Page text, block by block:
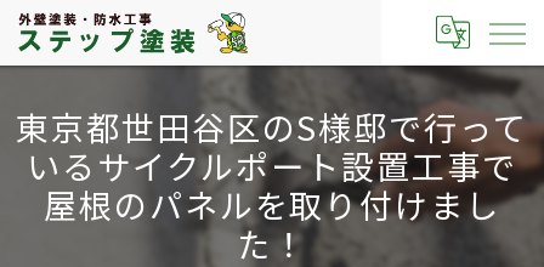
東京都世田谷区のS様邸で行って
いるサイクルポート設置工事で
屋根のパネルを取り付けまし
た！